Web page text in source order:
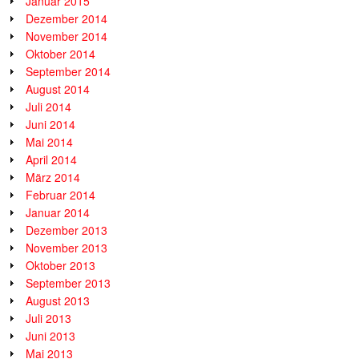
Dezember 2014
November 2014
Oktober 2014
September 2014
August 2014
Juli 2014
Juni 2014
Mai 2014
April 2014
März 2014
Februar 2014
Januar 2014
Dezember 2013
November 2013
Oktober 2013
September 2013
August 2013
Juli 2013
Juni 2013
Mai 2013